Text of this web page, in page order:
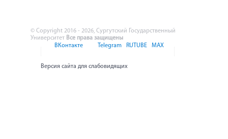
© Copyright 2016 - 2026, Сургутский Государственный
Университет Все права защищены
ВКонтакте
Telegram RUTUBE MAX
Версия сайта для слабовидящих